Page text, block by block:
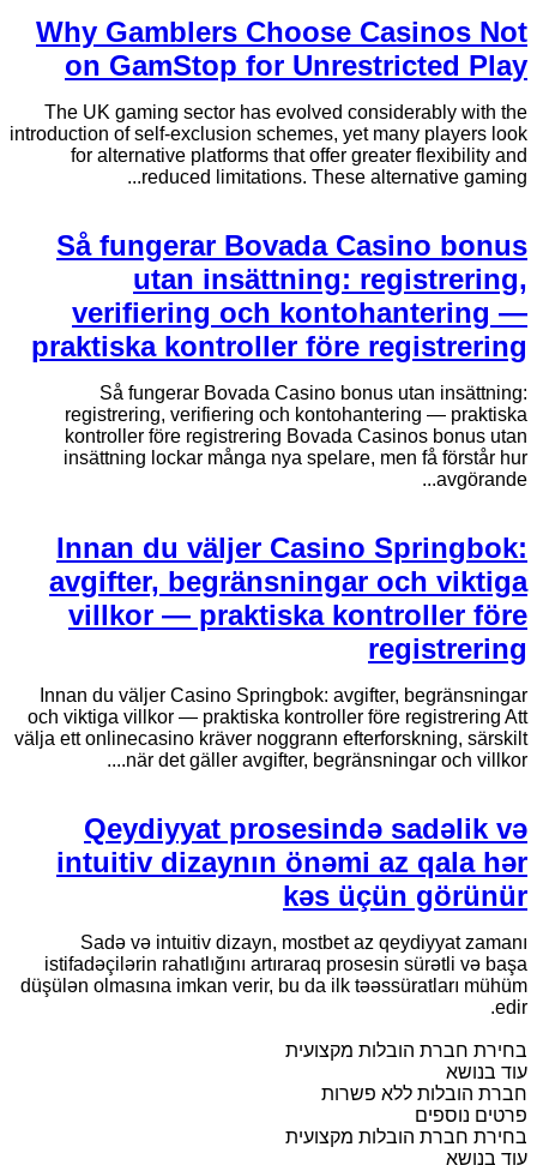
Why Gamblers Choose Casinos Not
on GamStop for Unrestricted Play
The UK gaming sector has evolved considerably with the
introduction of self-exclusion schemes, yet many players look
for alternative platforms that offer greater flexibility and
reduced limitations. These alternative gaming...
Så fungerar Bovada Casino bonus
utan insättning: registrering,
verifiering och kontohantering —
praktiska kontroller före registrering
Så fungerar Bovada Casino bonus utan insättning:
registrering, verifiering och kontohantering — praktiska
kontroller före registrering Bovada Casinos bonus utan
insättning lockar många nya spelare, men få förstår hur
avgörande...
Innan du väljer Casino Springbok:
avgifter, begränsningar och viktiga
villkor — praktiska kontroller före
registrering
Innan du väljer Casino Springbok: avgifter, begränsningar
och viktiga villkor — praktiska kontroller före registrering Att
välja ett onlinecasino kräver noggrann efterforskning, särskilt
när det gäller avgifter, begränsningar och villkor....
Qeydiyyat prosesində sadəlik və
intuitiv dizaynın önəmi az qala hər
kəs üçün görünür
Sadə və intuitiv dizayn, mostbet az qeydiyyat zamanı
istifadəçilərin rahatlığını artıraraq prosesin sürətli və başa
düşülən olmasına imkan verir, bu da ilk təəssüratları mühüm
edir.
בחירת חברת הובלות מקצועית
עוד בנושא
חברת הובלות ללא פשרות
פרטים נוספים
בחירת חברת הובלות מקצועית
עוד בנושא